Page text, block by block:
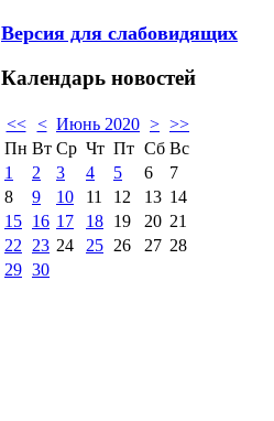
Версия для слабовидящих
Календарь новостей
<< < Июнь 2020 > >>
Пн Вт Ср Чт Пт Сб Вс
1
2 3 4 5 6
7
8
9 10 11 12 13 14
15 16 17 18 19 20 21
22
23 24 25 26 27 28
29 30